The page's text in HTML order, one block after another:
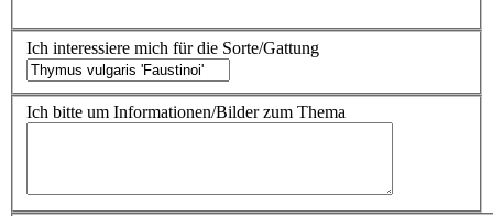
Ich interessiere mich für die Sorte/Gattung
Ich bitte um Informationen/Bilder zum Thema